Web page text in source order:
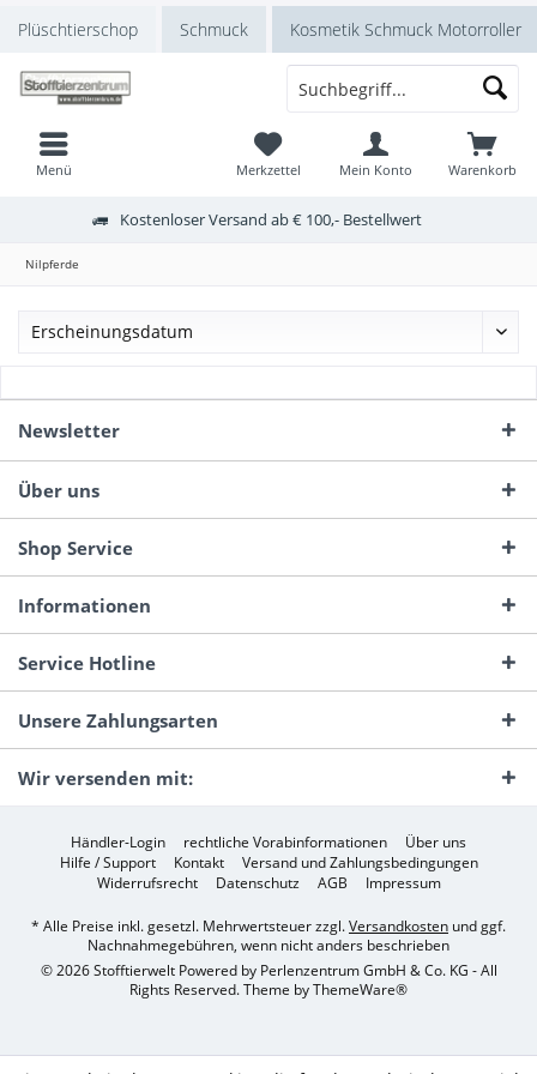
Plüschtierschop Schmuck Kosmetik Schmuck Motorroller
Menü Warenkorb
Merkzettel Mein Konto
Kostenloser Versand ab € 100,- Bestellwert
Nilpferde
Newsletter
Über uns
Shop Service
Informationen
Service Hotline
Unsere Zahlungsarten
Wir versenden mit:
Händler-Login rechtliche Vorabinformationen
Über uns
Hilfe / Support
Kontakt
Versand und Zahlungsbedingungen
Widerrufsrecht
Datenschutz AGB Impressum
* Alle Preise inkl. gesetzl. Mehrwertsteuer zzgl.Versandkosten und ggf.
Nachnahmegebühren, wenn nicht anders beschrieben
© 2026 Stofftierwelt Powered by Perlenzentrum GmbH & Co. KG - All
Rights Reserved. Theme byThemeWare®